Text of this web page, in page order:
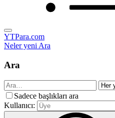
YTPara.com
Neler yeniAra
Ara
Sadece başlıkları ara
Kullanıcı: